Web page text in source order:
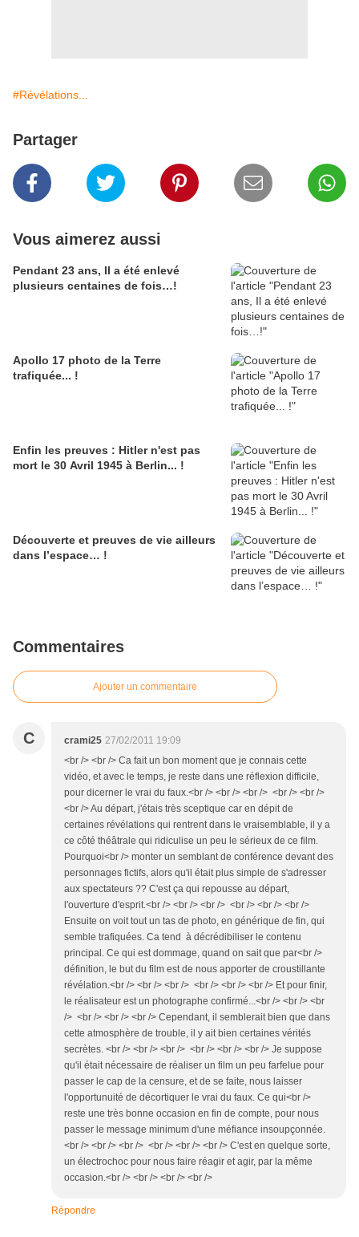
#Révélations...
Partager
Vous aimerez aussi
Pendant 23 ans, Il a été enlevé
plusieurs centaines de fois…!
Apollo 17 photo de la Terre
trafiquée... !
Enfin les preuves : Hitler n'est pas
mort le 30 Avril 1945 à Berlin... !
Découverte et preuves de vie ailleurs
dans l’espace… !
Commentaires
Ajouter un commentaire
C crami25 27/02/2011 19:09
<br /> <br /> Ca fait un bon moment que je connais cette
vidéo, et avec le temps, je reste dans une réflexion difficile,
pour dicerner le vrai du faux.<br /> <br /> <br /> <br /> <br />
<br /> Au départ, j'étais très sceptique car en dépit de
certaines révélations qui rentrent dans le vraisemblable, il y a
ce côté théâtrale qui ridiculise un peu le sérieux de ce film.
Pourquoi<br /> monter un semblant de conférence devant des
personnages fictifs, alors qu'il était plus simple de s'adresser
aux spectateurs ?? C'est ça qui repousse au départ,
l'ouverture d'esprit.<br /> <br /> <br /> <br /> <br /> <br />
Ensuite on voit tout un tas de photo, en générique de fin, qui
semble trafiquées. Ca tend à décrédibiliser le contenu
principal. Ce qui est dommage, quand on sait que par<br />
définition, le but du film est de nous apporter de croustillante
révélation.<br /> <br /> <br /> <br /> <br /> <br /> Et pour finir,
le réalisateur est un photographe confirmé...<br /> <br /> <br
/> <br /> <br /> <br /> Cependant, il semblerait bien que dans
cette atmosphère de trouble, il y ait bien certaines vérités
secrètes. <br /> <br /> <br /> <br /> <br /> <br /> Je suppose
qu'il était nécessaire de réaliser un film un peu farfelue pour
passer le cap de la censure, et de se faite, nous laisser
l'opportunuité de décortiquer le vrai du faux. Ce qui<br />
reste une très bonne occasion en fin de compte, pour nous
passer le message minimum d'une méfiance insoupçonnée.
<br /> <br /> <br /> <br /> <br /> <br /> C'est en quelque sorte,
un électrochoc pour nous faire réagir et agir, par la même
occasion.<br /> <br /> <br /> <br />
Répondre